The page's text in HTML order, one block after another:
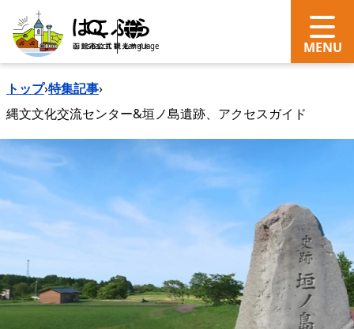
search Language
トップ›特集記事›
縄文文化交流センター&垣ノ島遺跡、アクセスガイド